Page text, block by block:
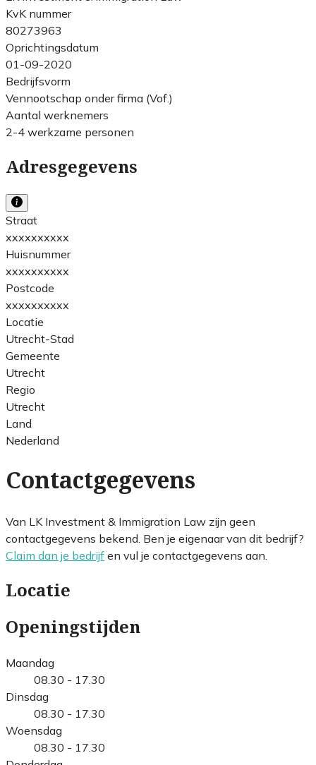
KvK nummer
80273963
Oprichtingsdatum
01-09-2020
Bedrijfsvorm
Vennootschap onder firma (Vof.)
Aantal werknemers
2-4 werkzame personen
Adresgegevens
Straat
xxxxxxxxxx
Huisnummer
xxxxxxxxxx
Postcode
xxxxxxxxxx
Locatie
Utrecht-Stad
Gemeente
Utrecht
Regio
Utrecht
Land
Nederland
Contactgegevens
Van LK Investment & Immigration Law zijn geen
contactgegevens bekend. Ben je eigenaar van dit bedrijf?
Claim dan je bedrijf en vul je contactgegevens aan.
Locatie
Openingstijden
Maandag
08.30 - 17.30
Dinsdag
08.30 - 17.30
Woensdag
08.30 - 17.30